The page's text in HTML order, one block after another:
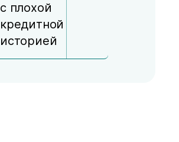
с плохой
кредитной
историей